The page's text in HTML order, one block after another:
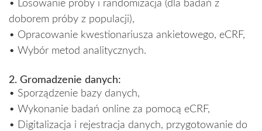
• Losowanie próby i randomizacja (dla badań z
doborem próby z populacji),
• Opracowanie kwestionariusza ankietowego, eCRF,
• Wybór metod analitycznych.
2. Gromadzenie danych:
• Sporządzenie bazy danych,
• Wykonanie badań online za pomocą eCRF,
• Digitalizacja i rejestracja danych, przygotowanie do